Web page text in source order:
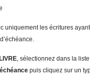
uniquement les écritures
, sélectionnez dans la
puis cliquez sur un